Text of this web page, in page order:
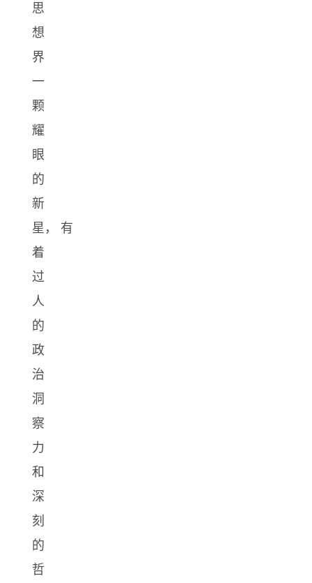
思
想
界
一
颗
耀
眼
的
新
星， 有
着
过
人
的
政
治
洞
察
力
和
深
刻
的
哲